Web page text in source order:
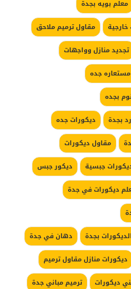
معلم بويه بجدة
مقاول ترميم ملاحق
تجديد منازل وواجهات
جده
بجده
بجدة
ديكورات جده
مقاول ديكورات
جبسية
ديكور جبس
ديكورات في جدة
بجدة
دهان في جدة
ديكورات منازل مقاول ترميم
ديكورات
ترميم مباني جدة